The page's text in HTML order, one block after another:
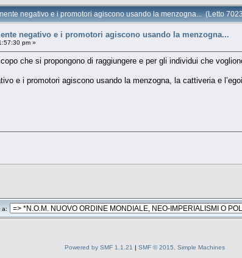
negativo e i promotori agiscono usando la menzogna... (Letto
negativo e i promotori agiscono usando la menzogna...
pm »
che si propongono di raggiungere e per gli individui che
e i promotori agiscono usando la menzogna, la cattiveria e
a:
Powered by SMF 1.1.21 | SMF © 2015, Simple Machines